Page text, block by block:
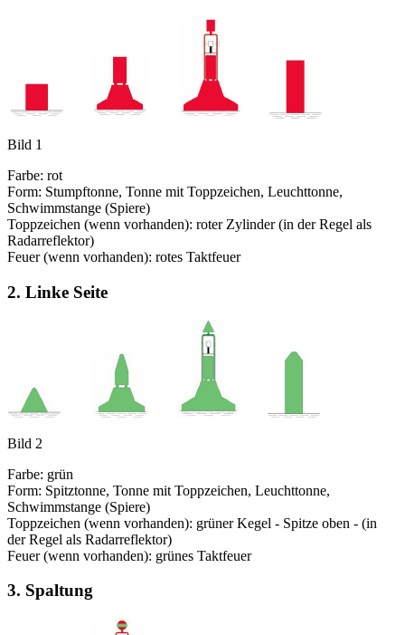
Bild 1
Farbe: rot
Form: Stumpftonne, Tonne mit Toppzeichen, Leuchttonne,
Schwimmstange (Spiere)
Toppzeichen (wenn vorhanden): roter Zylinder (in der Regel als
Radarreflektor)
Feuer (wenn vorhanden): rotes Taktfeuer
2. Linke Seite
Bild 2
Farbe: grün
Form: Spitztonne, Tonne mit Toppzeichen, Leuchttonne,
Schwimmstange (Spiere)
Toppzeichen (wenn vorhanden): grüner Kegel - Spitze oben - (in
der Regel als Radarreflektor)
Feuer (wenn vorhanden): grünes Taktfeuer
3. Spaltung